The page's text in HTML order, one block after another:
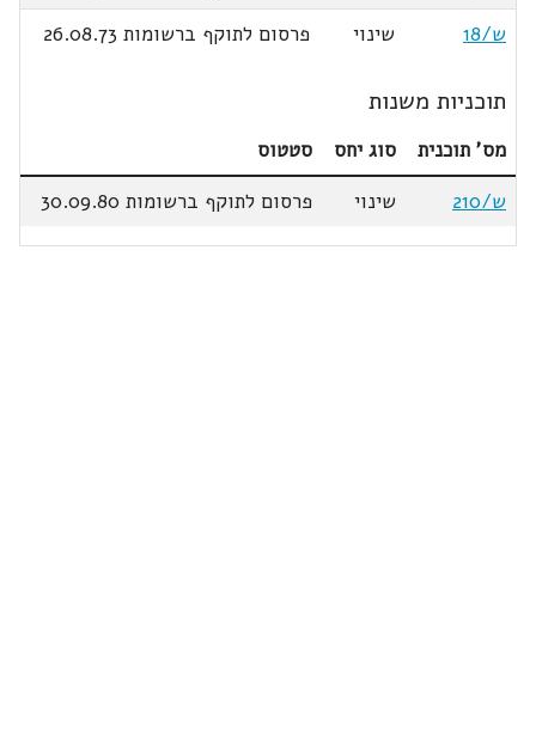
ש/18
שינוי פרסום לתוקף ברשומות 26.08.73
תוכניות משנות
מס' תוכנית סוג יחס
סטטוס
ש/210
שינוי פרסום לתוקף ברשומות 30.09.80